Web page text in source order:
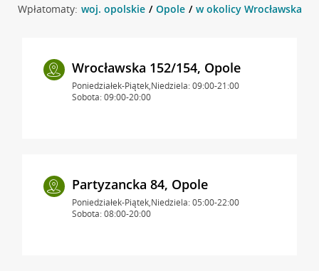
Wpłatomaty: woj. opolskie Opole w okolicy Wrocławska
Wrocławska 152/154, Opole
Poniedziałek-Piątek,Niedziela: 09:00-21:00
Sobota: 09:00-20:00
Partyzancka 84, Opole
Poniedziałek-Piątek,Niedziela: 05:00-22:00
Sobota: 08:00-20:00